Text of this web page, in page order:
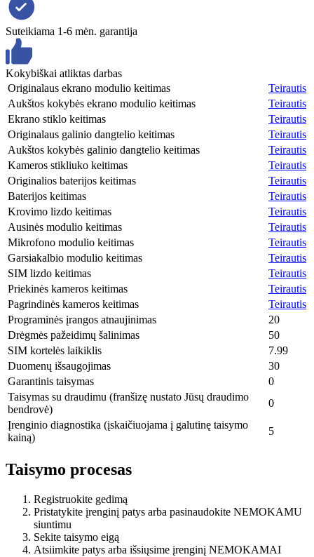
Suteikiama 1-6 mėn. garantija
Kokybiškai atliktas darbas
Originalaus ekrano modulio keitimas
Teirautis
Aukštos kokybės ekrano modulio keitimas
Teirautis
Ekrano stiklo keitimas
Teirautis
Originalaus galinio dangtelio keitimas
Teirautis
Aukštos kokybės galinio dangtelio keitimas
Teirautis
Kameros stikliuko keitimas
Teirautis
Originalios baterijos keitimas
Teirautis
Baterijos keitimas
Teirautis
Krovimo lizdo keitimas
Teirautis
Ausinės modulio keitimas
Teirautis
Mikrofono modulio keitimas
Teirautis
Garsiakalbio modulio keitimas
Teirautis
SIM lizdo keitimas
Teirautis
Priekinės kameros keitimas
Teirautis
Pagrindinės kameros keitimas
Teirautis
Programinės įrangos atnaujinimas
20
Drėgmės pažeidimų šalinimas
50
SIM kortelės laikiklis
7.99
Duomenų išsaugojimas
30
Garantinis taisymas
0
Taisymas su draudimu (franšizę nustato Jūsų draudimo
bendrovė)
0
Įrenginio diagnostika (įskaičiuojama į galutinę taisymo
kainą)
5
Taisymo procesas
Registruokite gedimą
Pristatykite įrenginį patys arba pasinaudokite NEMOKAMU
siuntimu
Sekite taisymo eigą
Atsiimkite patys arba išsiųsime įrenginį NEMOKAMAI